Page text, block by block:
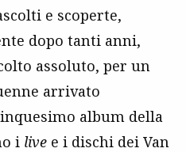
e scoperte,
dopo tanti anni,
assoluto, per un
arrivato
album della
i live e i dischi dei Van